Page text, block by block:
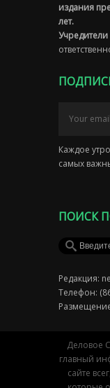
издания
лет.
Учредители
Каждое
самых
ПОИСК
Редакция:
Телефон:
Деловое
главный
сайте